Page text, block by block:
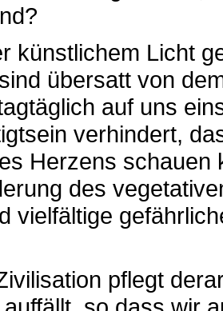
künstlichem Licht
übersatt von
auf uns
verhindert,
Herzens schauen
des
vielfältige
pflegt